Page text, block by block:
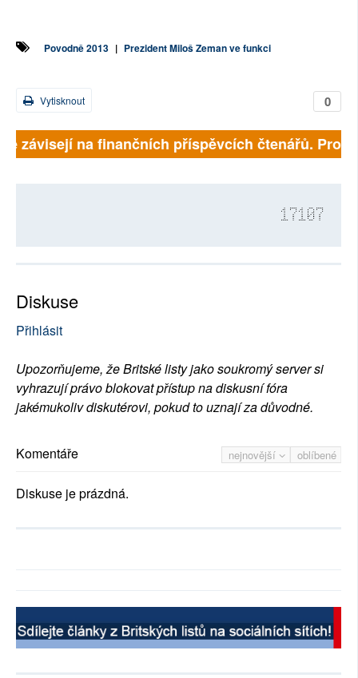
Povodně 2013 | Prezident Miloš Zeman ve funkci
0
Vytisknout
závisejí na finančních příspěvcích čtenářů.
17107
Diskuse
Přihlásit
Upozorňujeme, že Britské listy jako soukromý server si
vyhrazují právo blokovat přístup na diskusní fóra
jakémukoliv diskutérovi, pokud to uznají za důvodné.
nejnovější oblíbené
Komentáře
Diskuse je prázdná.